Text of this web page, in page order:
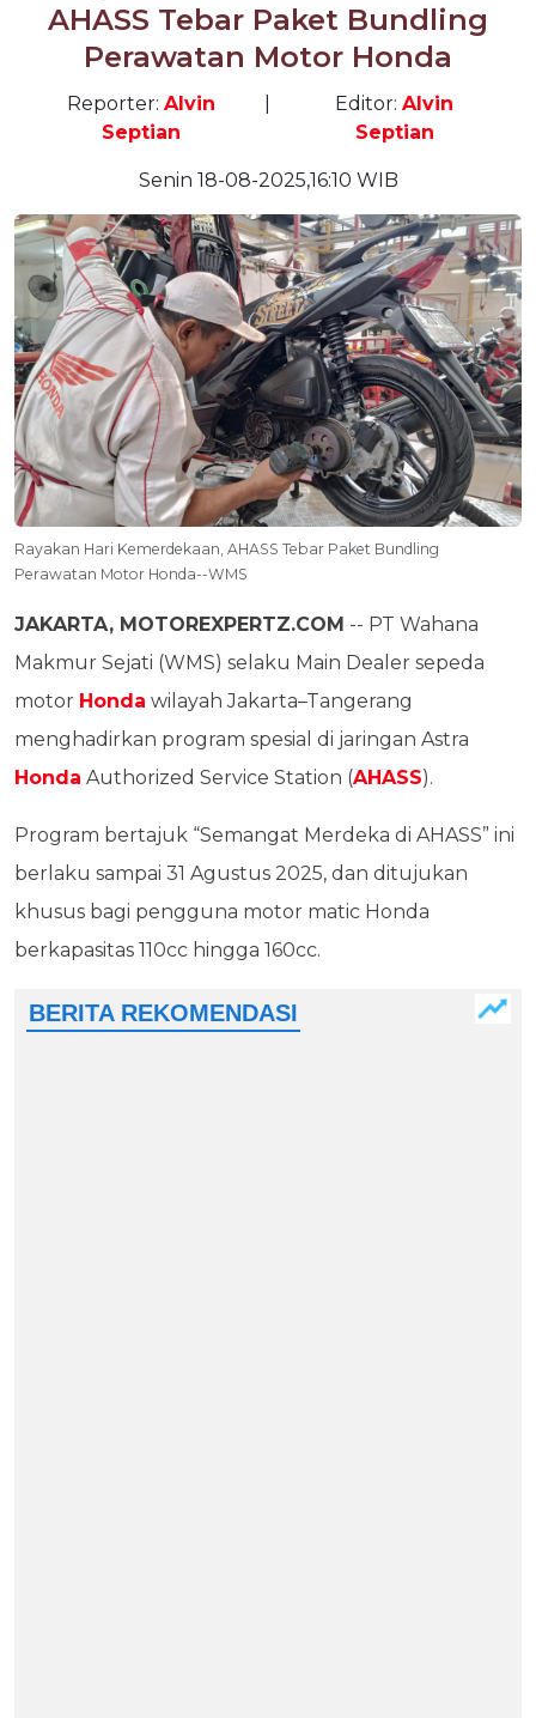
AHASS Tebar Paket Bundling
Perawatan Motor Honda
Reporter: Alvin
Septian
Editor:Alvin
Septian
Senin 18-08-2025,16:10 WIB
Rayakan Hari Kemerdekaan, AHASS Tebar Paket Bundling
Perawatan Motor Honda--WMS
JAKARTA, MOTOREXPERTZ.COM -- PT Wahana
Makmur Sejati (WMS) selaku Main Dealer sepeda
motor Honda wilayah Jakarta–Tangerang
menghadirkan program spesial di jaringan Astra
Honda Authorized Service Station (AHASS).
Program bertajuk “Semangat Merdeka di AHASS” ini
berlaku sampai 31 Agustus 2025, dan ditujukan
khusus bagi pengguna motor matic Honda
berkapasitas 110cc hingga 160cc.